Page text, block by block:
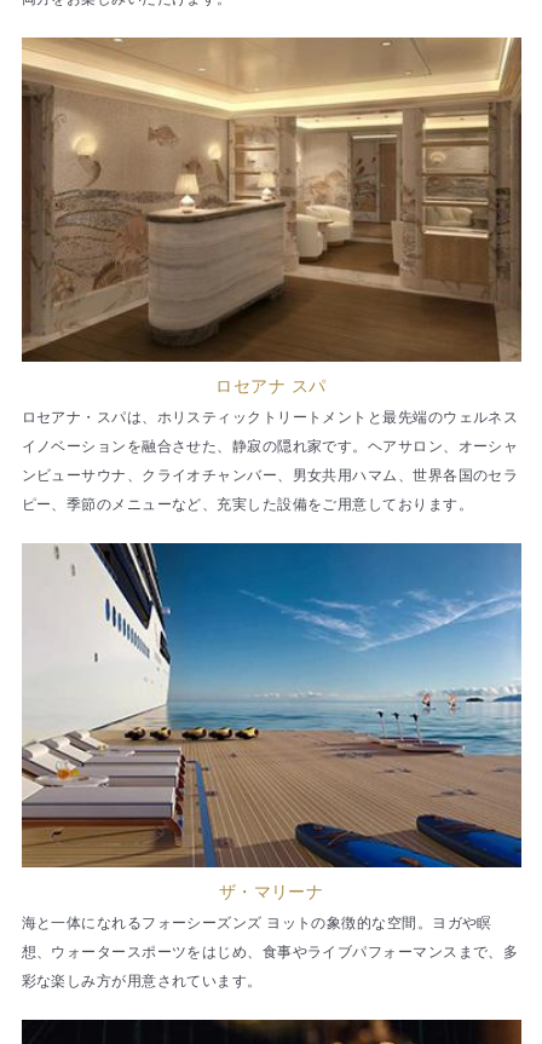
ロセアナ スパ
ロセアナ・スパは、ホリスティックトリートメントと最先端のウェルネス
イノベーションを融合させた、静寂の隠れ家です。ヘアサロン、オーシャ
ンビューサウナ、クライオチャンバー、男女共用ハマム、世界各国のセラ
ピー、季節のメニューなど、充実した設備をご用意しております。
ザ・マリーナ
海と一体になれるフォーシーズンズ ヨットの象徴的な空間。ヨガや瞑
想、ウォータースポーツをはじめ、食事やライブパフォーマンスまで、多
彩な楽しみ方が用意されています。